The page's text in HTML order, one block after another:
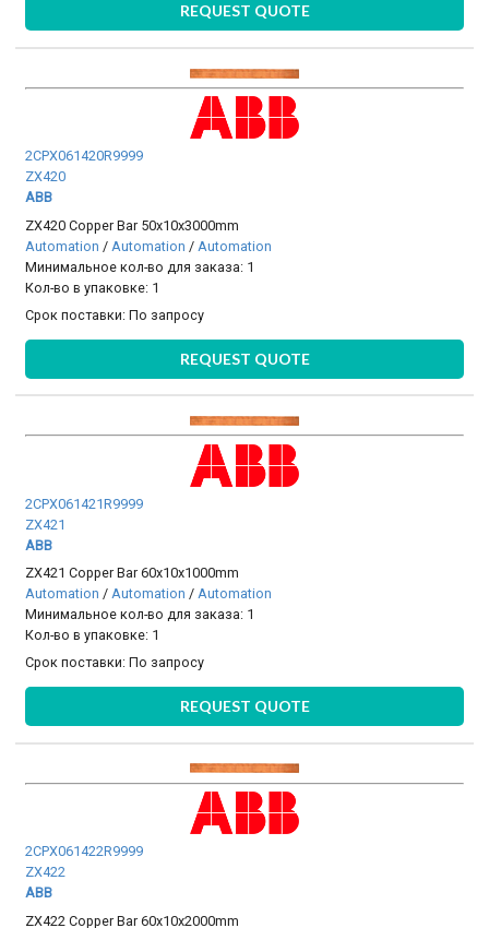
REQUEST QUOTE
2CPX061420R9999
ZX420
ABB
ZX420 Copper Bar 50x10x3000mm
Automation / Automation / Automation
Минимальное кол-во для заказа: 1
Кол-во в упаковке: 1
Срок поставки:По запросу
REQUEST QUOTE
2CPX061421R9999
ZX421
ABB
ZX421 Copper Bar 60x10x1000mm
Automation /Automation /Automation
Минимальное кол-во для заказа: 1
Кол-во в упаковке: 1
Срок поставки:По запросу
REQUEST QUOTE
2CPX061422R9999
ZX422
ABB
ZX422 Copper Bar 60x10x2000mm